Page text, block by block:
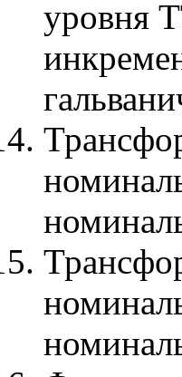
уровня